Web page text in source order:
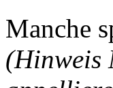
Manche
(Hinweis